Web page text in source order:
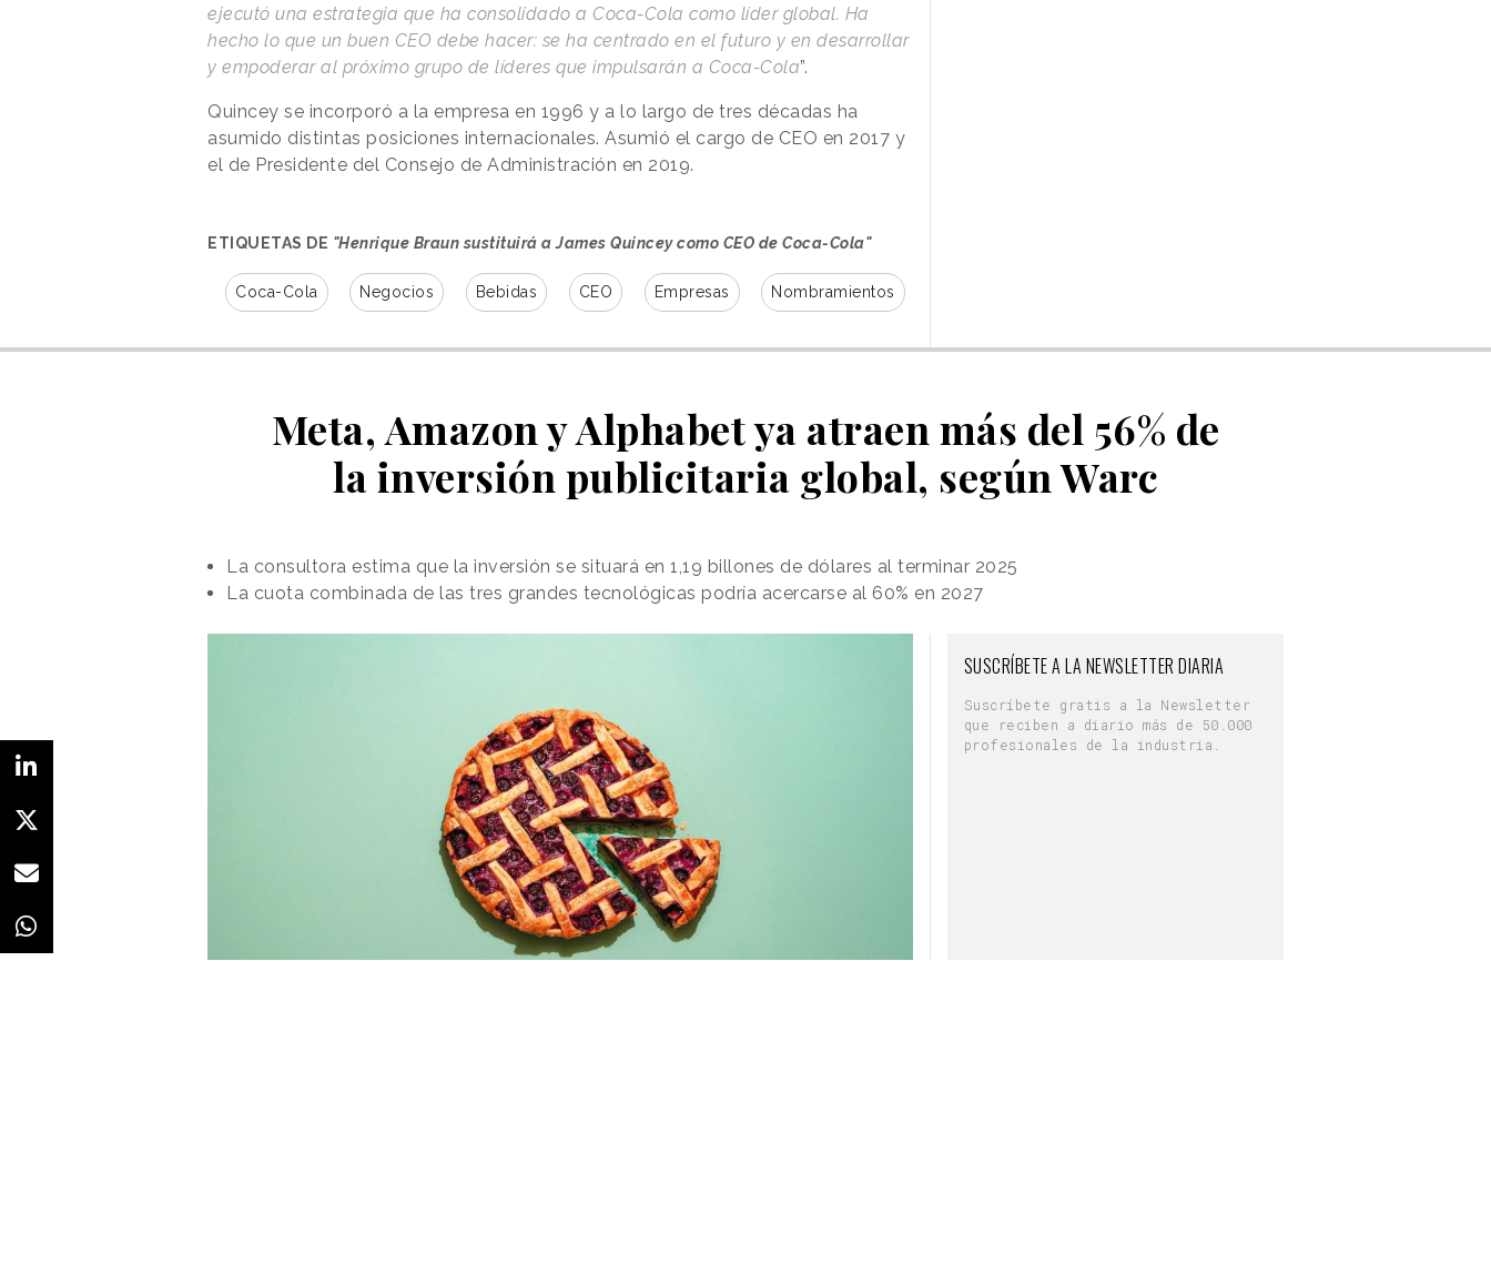
ejecutó una estrategia que ha consolidado a Coca-Cola como líder global. Ha
hecho lo que un buen CEO debe hacer: se ha centrado en el futuro y en desarrollar
y empoderar al próximo grupo de líderes que impulsarán a Coca-Cola”.
Quincey se incorporó a la empresa en 1996 y a lo largo de tres décadas ha
asumido distintas posiciones internacionales. Asumió el cargo de CEO en 2017 y
el de Presidente del Consejo de Administración en 2019.
ETIQUETAS DE "Henrique Braun sustituirá a James Quincey como CEO de Coca-Cola"
Coca-Cola Negocios Bebidas CEO Empresas Nombramientos
Meta, Amazon y Alphabet ya atraen más del 56% de
la inversión publicitaria global, según Warc
La consultora estima que la inversión se situará en 1,19 billones de dólares al terminar 2025
La cuota combinada de las tres grandes tecnológicas podría acercarse al 60% en 2027
SUSCRÍBETE A LA NEWSLETTER DIARIA
Suscríbete gratis a la Newsletter
que reciben a diario más de 50.000
profesionales de la industria.